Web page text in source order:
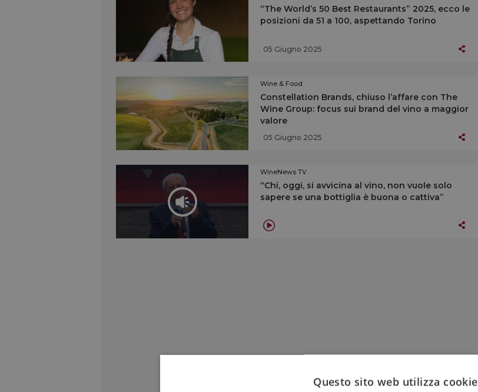
“The World’s 50 Best Restaurants” 2025, ecco le
posizioni da 51 a 100, aspettando Torino
05 Giugno 2025
Wine & Food
Constellation Brands, chiuso l’affare con The
Wine Group: focus sui brand del vino a maggior
valore
05 Giugno 2025
WineNews TV
“Chi, oggi, si avvicina al vino, non vuole solo
sapere se una bottiglia è buona o cattiva”
Questo sito web utilizza cookie